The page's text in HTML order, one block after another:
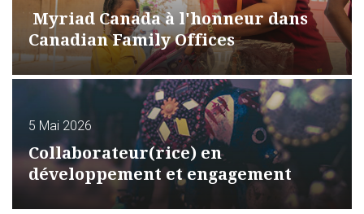
Myriad Canada à l'honneur dans
Canadian Family Offices
5 Mai 2026
Collaborateur(rice) en
développement et engagement